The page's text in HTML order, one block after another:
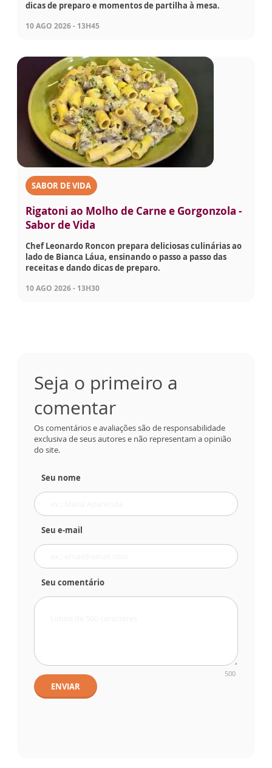
dicas de preparo e momentos de partilha à mesa.
10 AGO 2026 - 13H45
SABOR DE VIDA
Rigatoni ao Molho de Carne e Gorgonzola -
Sabor de Vida
Chef Leonardo Roncon prepara deliciosas culinárias ao
lado de Bianca Láua, ensinando o passo a passo das
receitas e dando dicas de preparo.
10 AGO 2026 - 13H30
Seja o primeiro a
comentar
Os comentários e avaliações são de responsabilidade
exclusiva de seus autores e não representam a opinião
do site.
Seu nome
Seu e-mail
Seu comentário
500
ENVIAR